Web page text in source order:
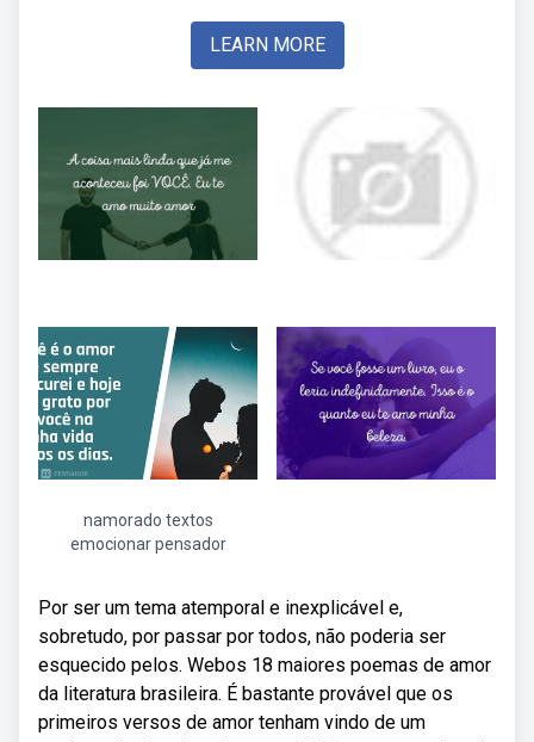
LEARN MORE
namorado textos
emocionar pensador
Por ser um tema atemporal e inexplicável e,
sobretudo, por passar por todos, não poderia ser
esquecido pelos. Webos 18 maiores poemas de amor
da literatura brasileira. É bastante provável que os
primeiros versos de amor tenham vindo de um